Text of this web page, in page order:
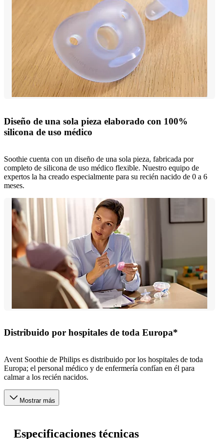
Diseño de una sola pieza elaborado con 100%
silicona de uso médico
Soothie cuenta con un diseño de una sola pieza, fabricada por
completo de silicona de uso médico flexible. Nuestro equipo de
expertos la ha creado especialmente para su recién nacido de 0 a 6
meses.
Distribuido por hospitales de toda Europa*
Avent Soothie de Philips es distribuido por los hospitales de toda
Europa; el personal médico y de enfermería confían en él para
calmar a los recién nacidos.
Mostrar más
Especificaciones técnicas